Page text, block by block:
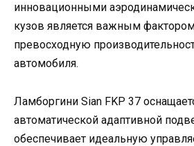
инновационными
кузов является важным
превосходную
автомобиля.
Ламборгини Sian FKP 37
автоматической адаптивной
обеспечивает идеальную